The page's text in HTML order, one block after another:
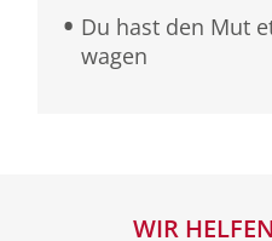
Du hast den Mut
wagen
WIR